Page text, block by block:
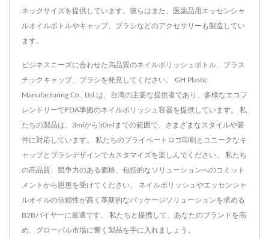
GH...
光がクリア包装を通過し、
ます。 GH...
ネックサイズを提供しています。彼らはまた、医薬品用エッセンシャ
ルオイルボトルやキャップ、ブラシなどのアクセサリーも製造してい
ます。
ビジネスニーズに合わせた高品質のネイルポリッシュボトル、プラス
チックキャップ、ブラシを発見してください。 GH Plastic
Manufacturing Co., Ltd.は、台湾の主要な提供者であり、多様なエコフ
レンドリーでFDA準拠のネイルポリッシュ容器を提供しています。 私
たちの製品は、3mlから50mlまでの範囲で、さまざまなスタイルや要
件に対応しています。 私たちのプライベートロゴ印刷とユニークなキ
ャップとブラシデザインでカスタマイズを楽しんでください。 私たち
の高品質、競争力のある価格、包括的なソリューションへのコミット
メントから恩恵を受けてください。 ネイルポリッシュやエッセンシャ
ルオイルの信頼性が高く革新的なパッケージソリューションを求める
B2Bバイヤーに最適です。 私たちと提携して、あなたのブランドを高
め、グローバル市場に響く製品を手に入れましょう。